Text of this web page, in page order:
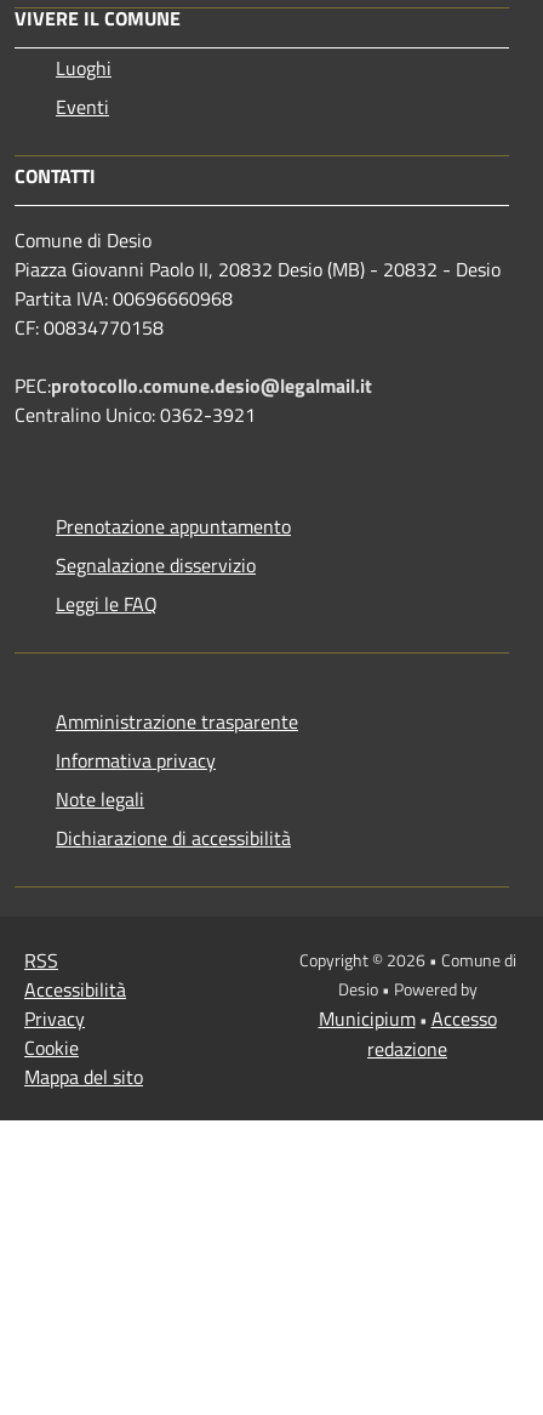
VIVERE IL COMUNE
Luoghi
Eventi
CONTATTI
Comune di Desio
Piazza Giovanni Paolo II, 20832 Desio (MB) - 20832 - Desio
Partita IVA: 00696660968
CF: 00834770158
PEC:protocollo.comune.desio@legalmail.it
Centralino Unico: 0362-3921
Prenotazione appuntamento
Segnalazione disservizio
Leggi le FAQ
Amministrazione trasparente
Informativa privacy
Note legali
Dichiarazione di accessibilità
RSS
Accessibilità
Privacy
Cookie
Mappa del sito
Copyright © 2026 • Comune di
Desio • Powered by
Municipium• Accesso
redazione